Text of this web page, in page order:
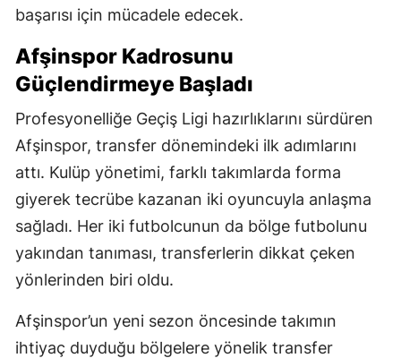
başarısı için mücadele edecek.
Afşinspor Kadrosunu
Güçlendirmeye Başladı
Profesyonelliğe Geçiş Ligi hazırlıklarını sürdüren
Afşinspor, transfer dönemindeki ilk adımlarını
attı. Kulüp yönetimi, farklı takımlarda forma
giyerek tecrübe kazanan iki oyuncuyla anlaşma
sağladı. Her iki futbolcunun da bölge futbolunu
yakından tanıması, transferlerin dikkat çeken
yönlerinden biri oldu.
Afşinspor’un yeni sezon öncesinde takımın
ihtiyaç duyduğu bölgelere yönelik transfer